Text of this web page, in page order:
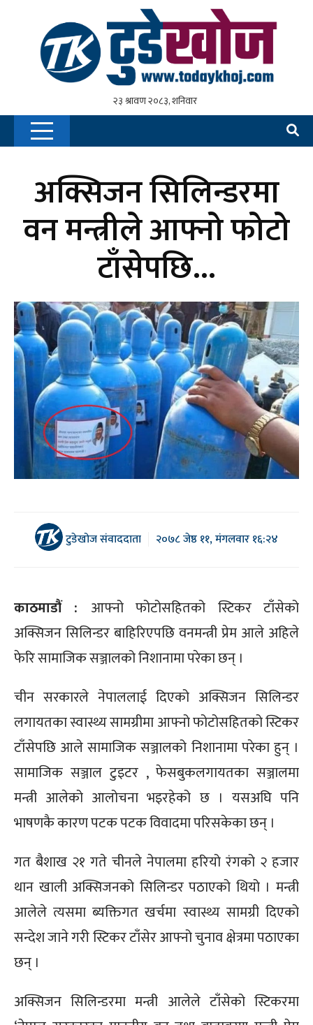
अक्सिजन सिलिन्डरमा
वन मन्त्रीले आफ्नो फोटो
टाँसेपछि…
टुडेखोज संवाददाता २०७८ जेष्ठ ११, मंगलवार १६:२४
काठमाडौं : आफ्नो फोटोसहितको स्टिकर टाँसेको
अक्सिजन सिलिन्डर बाहिरिएपछि वनमन्त्री प्रेम आले अहिले
फेरि सामाजिक सञ्जालको निशानामा परेका छन् ।
चीन सरकारले नेपाललाई दिएको अक्सिजन सिलिन्डर
लगायतका स्वास्थ्य सामग्रीमा आफ्नो फोटोसहितको स्टिकर
टाँसेपछि आले सामाजिक सञ्जालको निशानामा परेका हुन् ।
सामाजिक सञ्जाल टुइटर , फेसबुकलगायतका सञ्जालमा
मन्त्री आलेको आलोचना भइरहेको छ । यसअघि पनि
भाषणकै कारण पटक पटक विवादमा परिसकेका छन् ।
गत बैशाख २१ गते चीनले नेपालमा हरियो रंगको २ हजार
थान खाली अक्सिजनको सिलिन्डर पठाएको थियो । मन्त्री
आलेले त्यसमा ब्यक्तिगत खर्चमा स्वास्थ्य सामग्री दिएको
सन्देश जाने गरी स्टिकर टाँसेर आफ्नो चुनाव क्षेत्रमा पठाएका
छन् ।
अक्सिजन सिलिन्डरमा मन्त्री आलेले टाँसेको स्टिकरमा